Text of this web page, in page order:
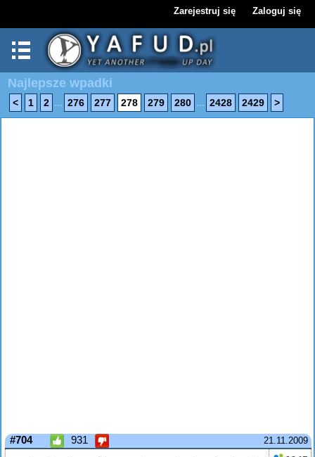
Zarejestruj się Zaloguj się
Najlepsze wpadki
< 1 2 ... 276 277 278 279 280 ... 2428 2429 >
21.11.2009
#704 931